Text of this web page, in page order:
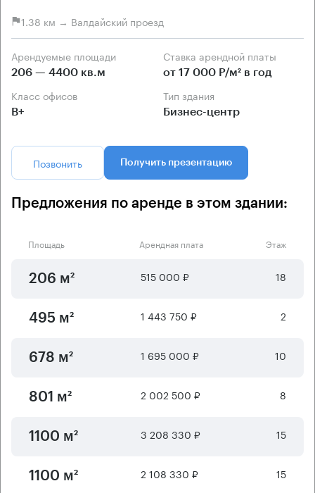
1.38 км → Валдайский проезд
Арендуемые площади
206 — 4400 кв.м
Ставка арендной платы
от 17 000 Р/м² в год
Класс офисов
B+
Тип здания
Бизнес-центр
Позвонить Получить презентацию
Предложения по аренде в этом здании:
Площадь Арендная плата Этаж
206 м² 515 000 ₽ 18
495 м² 1 443 750 ₽ 2
678 м² 1 695 000 ₽ 10
801 м² 2 002 500 ₽ 8
1100 м² 3 208 330 ₽ 15
1100 м² 2 108 330 ₽ 15